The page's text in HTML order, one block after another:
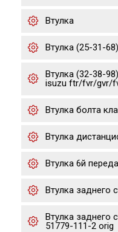
Втулка
Втулка (25-31-
Втулка (32-38-
isuzu ftr/fvr/gvr/
Втулка болта
Втулка
Втулка 6й
Втулка заднего
Втулка заднего
51779-111-2 orig